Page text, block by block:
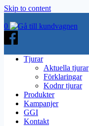
Skip to content
0
Tjurar
Aktuella tjurar
Förklaringar
Kodnr tjurar
Produkter
Kampanjer
GGI
Kontakt